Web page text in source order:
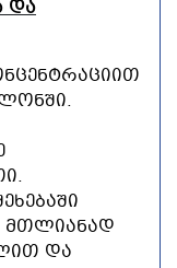
ᲓᲐ
ᲛᲗᲚᲘᲐᲜᲐᲓ
ᲓᲐ